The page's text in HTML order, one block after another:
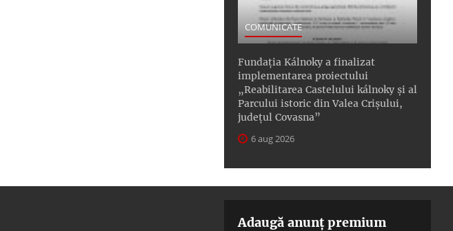
COMUNICATE
Fundația Kálnoky a finalizat
implementarea proiectului
„Reabilitarea Castelului kálnoky și al
Parcului istoric din Valea Crișului,
județul Covasna”
6 aug 2026
Adaugă anunț premium